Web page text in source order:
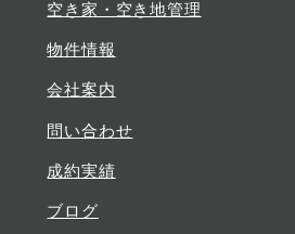
空き家・空き地管理
物件情報
会社案内
問い合わせ
成約実績
ブログ